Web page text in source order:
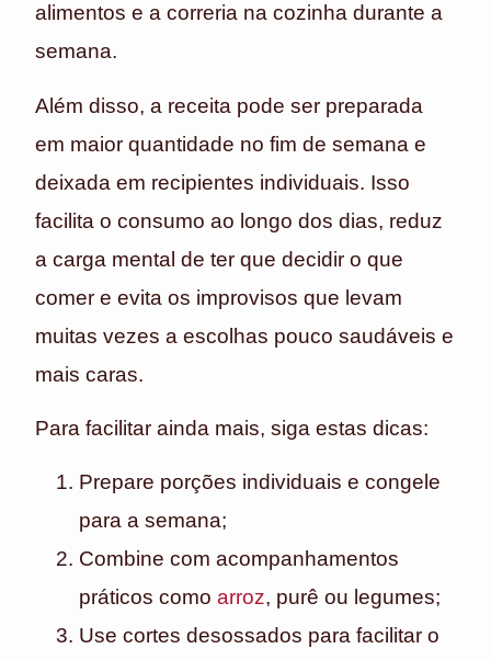
alimentos e a correria na cozinha durante a
semana.
Além disso, a receita pode ser preparada
em maior quantidade no fim de semana e
deixada em recipientes individuais. Isso
facilita o consumo ao longo dos dias, reduz
a carga mental de ter que decidir o que
comer e evita os improvisos que levam
muitas vezes a escolhas pouco saudáveis e
mais caras.
Para facilitar ainda mais, siga estas dicas:
Prepare porções individuais e congele
para a semana;
Combine com acompanhamentos
práticos como arroz, purê ou legumes;
Use cortes desossados para facilitar o